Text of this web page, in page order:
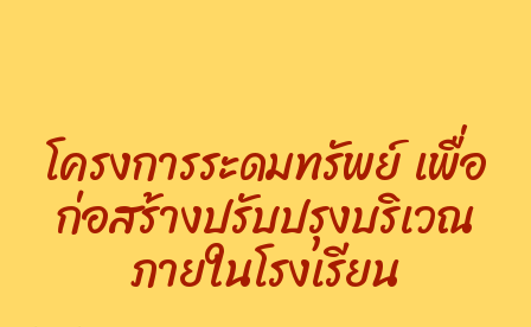
โครงการระดมทรัพย์ เพื่อ
ก่อสร้างปรับปรุงบริเวณ
ภายในโรงเรียน